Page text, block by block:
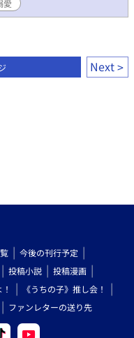
愛
Next
今後の刊行予定
投稿小説
投稿漫画
《うちの子》推し会！
ファンレターの送り先